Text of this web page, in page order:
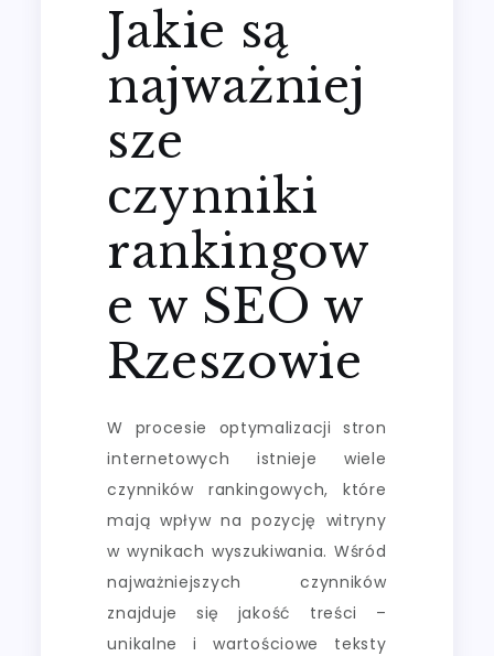
Jakie są
najważniej
sze
czynniki
rankingow
e w SEO w
Rzeszowie
W procesie optymalizacji stron
internetowych istnieje wiele
czynników rankingowych, które
mają wpływ na pozycję witryny
w wynikach wyszukiwania. Wśród
najważniejszych czynników
znajduje się jakość treści –
unikalne i wartościowe teksty